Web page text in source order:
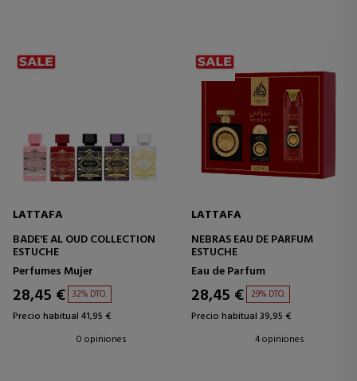
LATTAFA
BADE'E AL OUD COLLECTION
ESTUCHE
Perfumes Mujer
28,45 € 32% DTO.
Precio habitual 41,95 €
0 opiniones
LATTAFA
NEBRAS EAU DE PARFUM
ESTUCHE
Eau de Parfum
28,45 € 29% DTO.
Precio habitual 39,95 €
4 opiniones